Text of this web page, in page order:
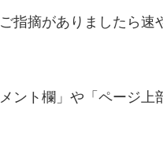
指摘がありましたら速
ント欄」や「ページ上